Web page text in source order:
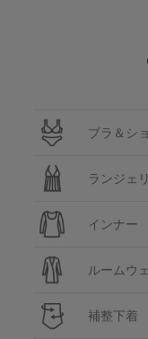
ブラ＆シ
ランジェ
インナー
ルームウ
補整下着